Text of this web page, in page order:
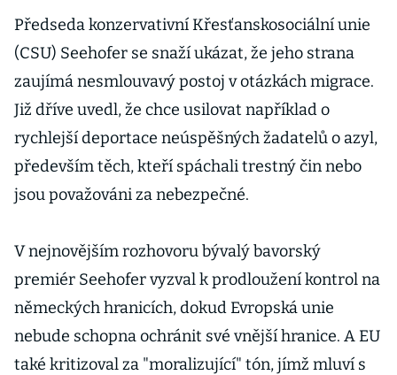
Předseda konzervativní Křesťanskosociální unie
(CSU) Seehofer se snaží ukázat, že jeho strana
zaujímá nesmlouvavý postoj v otázkách migrace.
Již dříve uvedl, že chce usilovat například o
rychlejší deportace neúspěšných žadatelů o azyl,
především těch, kteří spáchali trestný čin nebo
jsou považováni za nebezpečné.
V nejnovějším rozhovoru bývalý bavorský
premiér Seehofer vyzval k prodloužení kontrol na
německých hranicích, dokud Evropská unie
nebude schopna ochránit své vnější hranice. A EU
také kritizoval za "moralizující" tón, jímž mluví s